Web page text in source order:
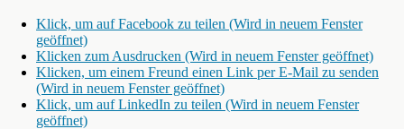
Klick, um auf Facebook zu teilen (Wird in neuem Fenster
geöffnet)
Klicken zum Ausdrucken (Wird in neuem Fenster geöffnet)
Klicken, um einem Freund einen Link per E-Mail zu senden
(Wird in neuem Fenster geöffnet)
Klick, um auf LinkedIn zu teilen (Wird in neuem Fenster
geöffnet)